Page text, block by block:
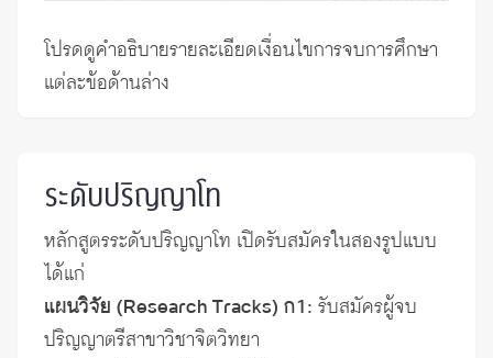
โปรดดูคำอธิบายรายละเอียดเงื่อนไขการจบการศึกษา
แต่ละข้อด้านล่าง
ระดับปริญญาโท
หลักสูตรระดับปริญญาโท เปิดรับสมัครในสองรูปแบบ
ได้แก่
แผนวิจัย (Research Tracks) ก1: รับสมัครผู้จบ
ปริญญาตรีสาขาวิชาจิตวิทยา